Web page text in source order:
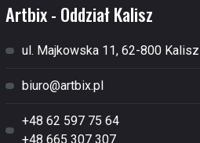
Artbix - Oddział Kalisz
ul. Majkowska 11, 62-800 Kalisz
biuro@artbix.pl
+48 62 597 75 64
+48 665 307 307